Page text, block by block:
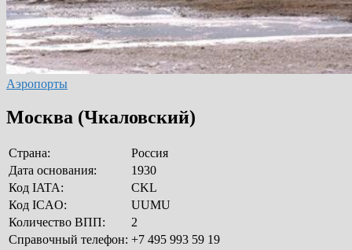
Аэропорты
Москва (Чкаловский)
Страна:
Россия
Дата основания:
1930
Код IATA:
CKL
Код ICAO:
UUMU
Количество ВПП:
2
Справочный телефон: +7 495 993 59 19